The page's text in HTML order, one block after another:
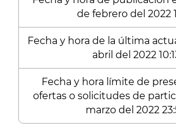
de febrero del 2022
Fecha y hora de la última
abril del 2022
Fecha y hora límite de
ofertas o solicitudes de
marzo del 2022